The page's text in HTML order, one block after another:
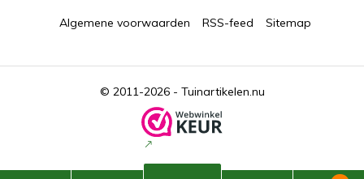
© 2011-2026 - Tuinartikelen.nu
Algemene voorwaarden RSS-feed Sitemap